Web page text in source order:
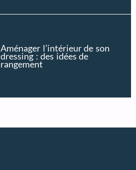
Aménager l’intérieur de son
dressing : des idées de
rangement